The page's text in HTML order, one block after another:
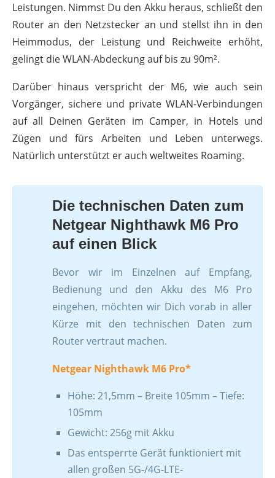
Leistungen. Nimmst Du den Akku heraus, schließt den
Router an den Netzstecker an und stellst ihn in den
Heimmodus, der Leistung und Reichweite erhöht,
gelingt die WLAN-Abdeckung auf bis zu 90m².
Darüber hinaus verspricht der M6, wie auch sein
Vorgänger, sichere und private WLAN-Verbindungen
auf all Deinen Geräten im Camper, in Hotels und
Zügen und fürs Arbeiten und Leben unterwegs.
Natürlich unterstützt er auch weltweites Roaming.
Die technischen Daten zum
Netgear Nighthawk M6 Pro
auf einen Blick
Bevor wir im Einzelnen auf Empfang,
Bedienung und den Akku des M6 Pro
eingehen, möchten wir Dich vorab in aller
Kürze mit den technischen Daten zum
Router vertraut machen.
Netgear Nighthawk M6 Pro*
Höhe: 21,5mm – Breite 105mm – Tiefe:
105mm
Gewicht: 256g mit Akku
Das entsperrte Gerät funktioniert mit
allen großen 5G-/4G-LTE-